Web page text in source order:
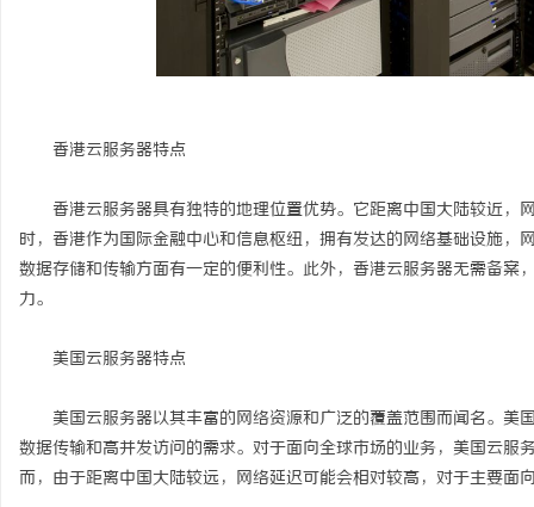
香港云服务器特点
香港云服务器具有独特的地理位置优势。它距离中国大陆较近，
时，香港作为国际金融中心和信息枢纽，拥有发达的网络基础设施
数据存储和传输方面有一定的便利性。此外，香港云服务器无需备
力。
美国云服务器特点
美国云服务器以其丰富的网络资源和广泛的覆盖范围而闻名。美
数据传输和高并发访问的需求。对于面向全球市场的业务，美国云
而，由于距离中国大陆较远，网络延迟可能会相对较高，对于主要面